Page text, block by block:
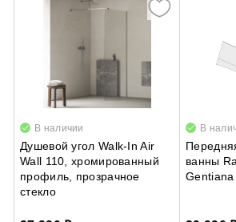
В наличии
Душевой угол Walk-In Air
Wall 110, хромированный
профиль, прозрачное
стекло
В
ванны